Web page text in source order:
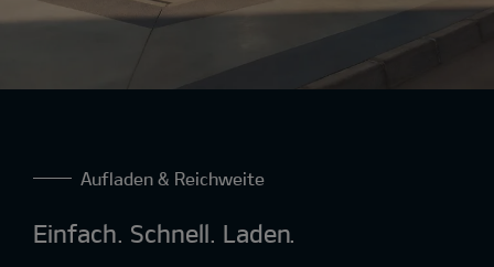
Aufladen & Reichweite
Einfach. Schnell. Laden.